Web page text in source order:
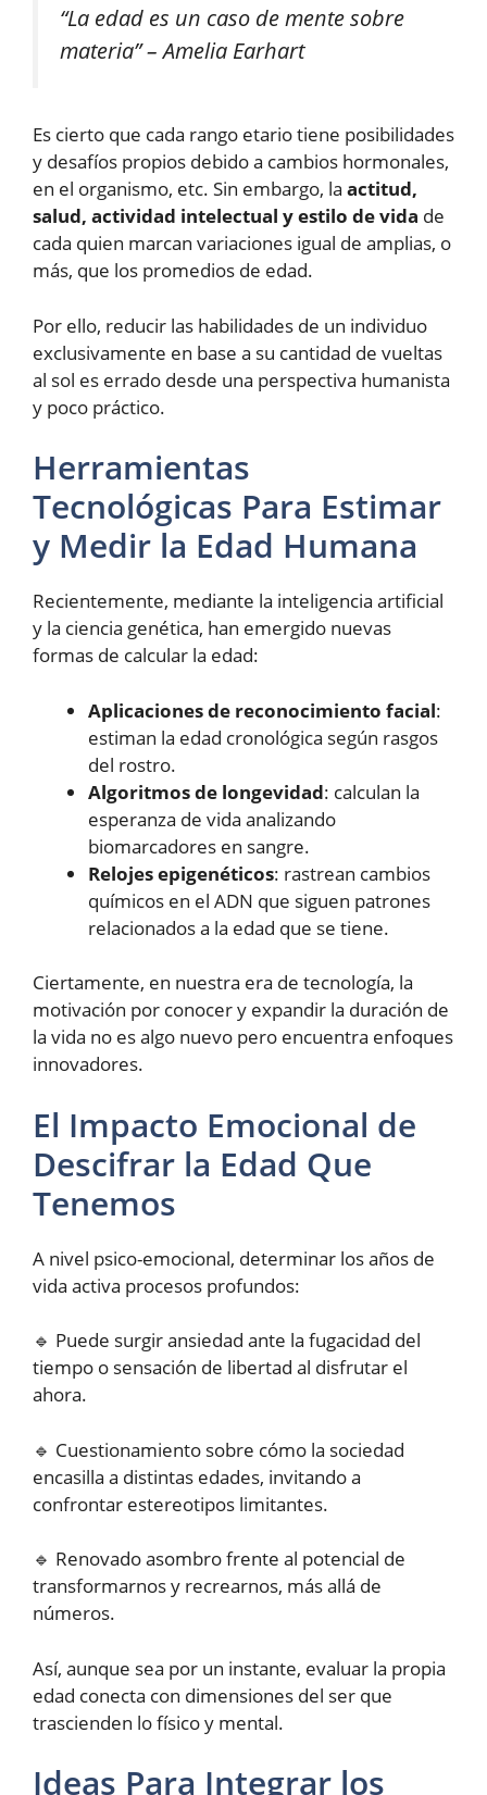
“La edad es un caso de mente sobre
materia”– Amelia Earhart
Es cierto que cada rango etario tiene posibilidades
y desafíos propios debido a cambios hormonales,
en el organismo, etc. Sin embargo, la actitud,
salud, actividad intelectual y estilo de vida de
cada quien marcan variaciones igual de amplias, o
más, que los promedios de edad.
Por ello, reducir las habilidades de un individuo
exclusivamente en base a su cantidad de vueltas
al sol es errado desde una perspectiva humanista
y poco práctico.
Herramientas
Tecnológicas Para Estimar
y Medir la Edad Humana
Recientemente, mediante la inteligencia artificial
y la ciencia genética, han emergido nuevas
formas de calcular la edad:
Aplicaciones de reconocimiento facial:
estiman la edad cronológica según rasgos
del rostro.
Algoritmos de longevidad: calculan la
esperanza de vida analizando
biomarcadores en sangre.
Relojes epigenéticos: rastrean cambios
químicos en el ADN que siguen patrones
relacionados a la edad que se tiene.
Ciertamente, en nuestra era de tecnología, la
motivación por conocer y expandir la duración de
la vida no es algo nuevo pero encuentra enfoques
innovadores.
El Impacto Emocional de
Descifrar la Edad Que
Tenemos
A nivel psico-emocional, determinar los años de
vida activa procesos profundos:
🔹 Puede surgir ansiedad ante la fugacidad del
tiempo o sensación de libertad al disfrutar el
ahora.
🔹 Cuestionamiento sobre cómo la sociedad
encasilla a distintas edades, invitando a
confrontar estereotipos limitantes.
🔹 Renovado asombro frente al potencial de
transformarnos y recrearnos, más allá de
números.
Así, aunque sea por un instante, evaluar la propia
edad conecta con dimensiones del ser que
trascienden lo físico y mental.
Ideas Para Integrar los